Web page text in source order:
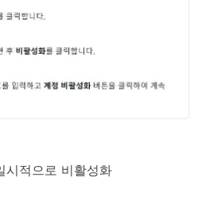
시적으로 비활성화